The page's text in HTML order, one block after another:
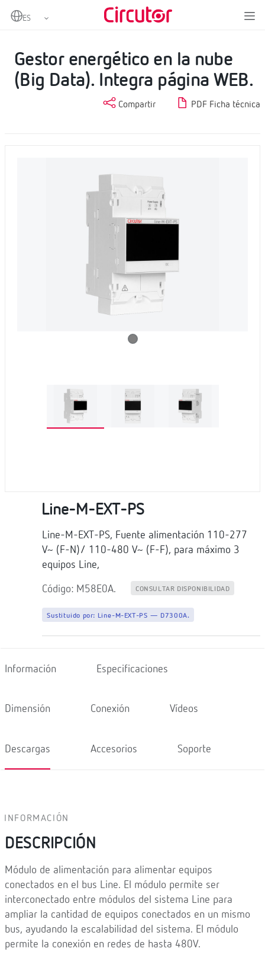
Home
Datalogger EMS y Embebidos SCADA
Gestor energético en la nube
(Big Data). Integra página WEB.
Compartir PDF Ficha técnica
Line-M-EXT-PS
Line-M-EXT-PS, Fuente alimentación 110-277
V~ (F-N)/ 110-480 V~ (F-F), para máximo 3
equipos Line,
Código: M58E0A. CONSULTAR DISPONIBILIDAD
Sustituido por: Line-M-EXT-PS — D7300A.
Información Especificaciones
Dimensión Conexión Vídeos
Descargas Accesorios Soporte
INFORMACIÓN
DESCRIPCIÓN
Módulo de alimentación para alimentar equipos
conectados en el bus Line. El módulo permite ser
interconectado entre módulos del sistema Line para
ampliar la cantidad de equipos conectados en un mismo
bus, ayudando la escalabilidad del sistema. El módulo
permite la conexión en redes de hasta 480V.